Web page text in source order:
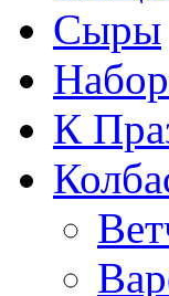
Сыры
К